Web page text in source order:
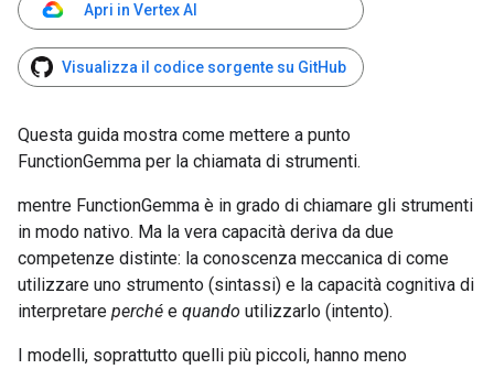
Apri in Vertex AI
Visualizza il codice sorgente su GitHub
Questa guida mostra come mettere a punto
FunctionGemma per la chiamata di strumenti.
mentre FunctionGemma è in grado di chiamare gli strumenti
in modo nativo. Ma la vera capacità deriva da due
competenze distinte: la conoscenza meccanica di come
utilizzare uno strumento (sintassi) e la capacità cognitiva di
interpretare perché e quando utilizzarlo (intento).
I modelli, soprattutto quelli più piccoli, hanno meno